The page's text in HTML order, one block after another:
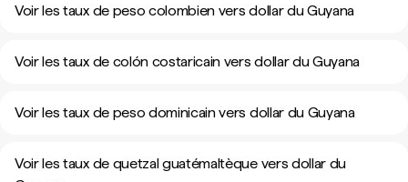
Voir les taux de peso colombien vers dollar du Guyana
Voir les taux de colón costaricain vers dollar du Guyana
Voir les taux de peso dominicain vers dollar du Guyana
Voir les taux de quetzal guatémaltèque vers dollar du